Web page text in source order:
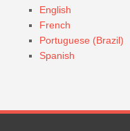
English
French
Portuguese (Brazil)
Spanish